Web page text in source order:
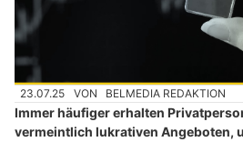
23.07.25 VON BELMEDIA REDAKTION
Immer häufiger erhalten
vermeintlich lukrativen Angeboten,